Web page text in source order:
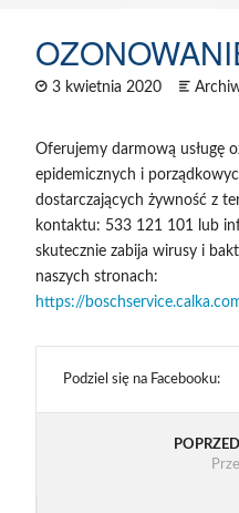
3 kwietnia 2020
Oferujemy darmową usługę
epidemicznych i
dostarczających żywność z
kontaktu: 533 121 101 lub
skutecznie zabija wirusy i
naszych stronach:
https://
Podziel się na Facebooku: